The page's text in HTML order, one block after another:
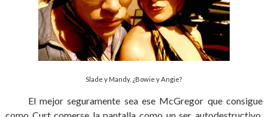
Slade y Mandy, ¿Bowie y Angie?
El mejor seguramente sea ese McGregor que consigue